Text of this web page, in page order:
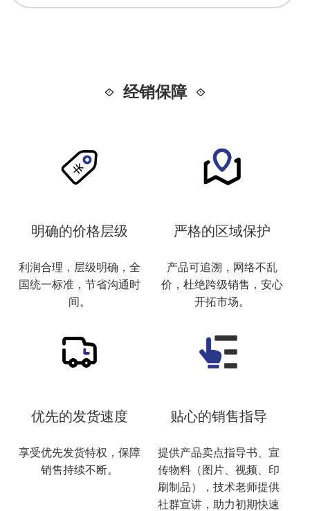
经销保障
明确的价格层级
利润合理，层级明确，全
国统一标准，节省沟通时
间。
严格的区域保护
产品可追溯，网络不乱
价，杜绝跨级销售，安心
开拓市场。
优先的发货速度
享受优先发货特权，保障
销售持续不断。
贴心的销售指导
提供产品卖点指导书、宣
传物料（图片、视频、印
刷制品），技术老师提供
社群宣讲，助力初期快速